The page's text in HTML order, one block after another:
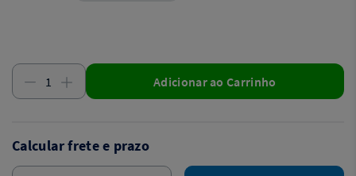
Adicionar ao Carrinho
Calcular frete e prazo